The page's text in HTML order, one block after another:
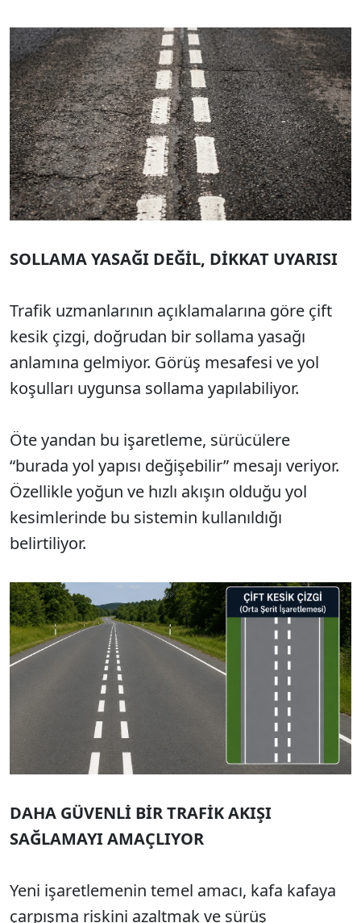
SOLLAMA YASAĞI DEĞİL, DİKKAT UYARISI
Trafik uzmanlarının açıklamalarına göre çift
kesik çizgi, doğrudan bir sollama yasağı
anlamına gelmiyor. Görüş mesafesi ve yol
koşulları uygunsa sollama yapılabiliyor.
Öte yandan bu işaretleme, sürücülere
“burada yol yapısı değişebilir” mesajı veriyor.
Özellikle yoğun ve hızlı akışın olduğu yol
kesimlerinde bu sistemin kullanıldığı
belirtiliyor.
DAHA GÜVENLİ BİR TRAFİK AKIŞI
SAĞLAMAYI AMAÇLIYOR
Yeni işaretlemenin temel amacı, kafa kafaya
çarpışma riskini azaltmak ve sürüş